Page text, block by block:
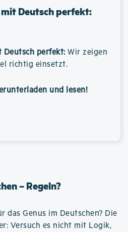
mit Deutsch perfekt:
Deutsch perfekt: Wir zeigen
richtig einsetzt.
und lesen!
– Regeln?
das Genus im Deutschen? Die
Versuch es nicht mit Logik,